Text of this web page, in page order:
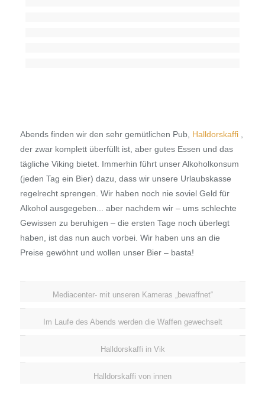
Abends finden wir den sehr gemütlichen Pub, Halldorskaffi,
der zwar komplett überfüllt ist, aber gutes Essen und das
tägliche Viking bietet. Immerhin führt unser Alkoholkonsum
(jeden Tag ein Bier) dazu, dass wir unsere Urlaubskasse
regelrecht sprengen. Wir haben noch nie soviel Geld für
Alkohol ausgegeben... aber nachdem wir – ums schlechte
Gewissen zu beruhigen – die ersten Tage noch überlegt
haben, ist das nun auch vorbei. Wir haben uns an die
Preise gewöhnt und wollen unser Bier – basta!
Mediacenter- mit unseren Kameras „bewaffnet“
Im Laufe des Abends werden die Waffen gewechselt
Halldorskaffi in Vik
Halldorskaffi von innen